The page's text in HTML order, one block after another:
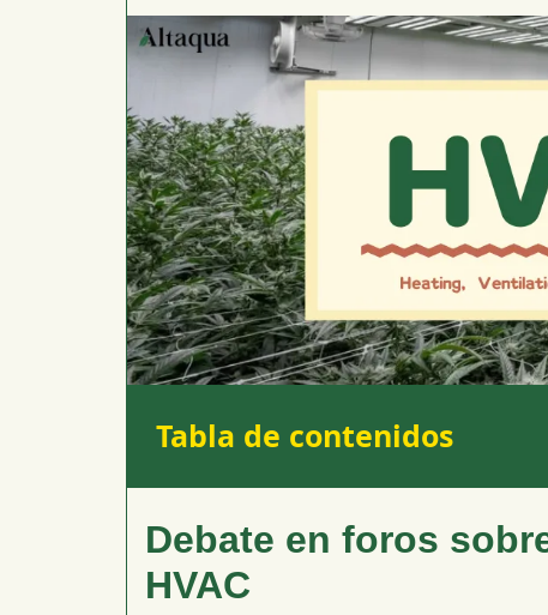
Tabla de contenidos
Debate en foros
HVAC